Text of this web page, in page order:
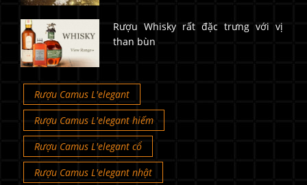
Rượu Whisky rất đặc trưng với vị
than bùn
Rượu Camus L'elegant
Rượu Camus L'elegant hiếm
Rượu Camus L'elegant cổ
Rượu Camus L'elegant nhật